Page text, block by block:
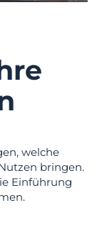
welche
bringen.
Einführung